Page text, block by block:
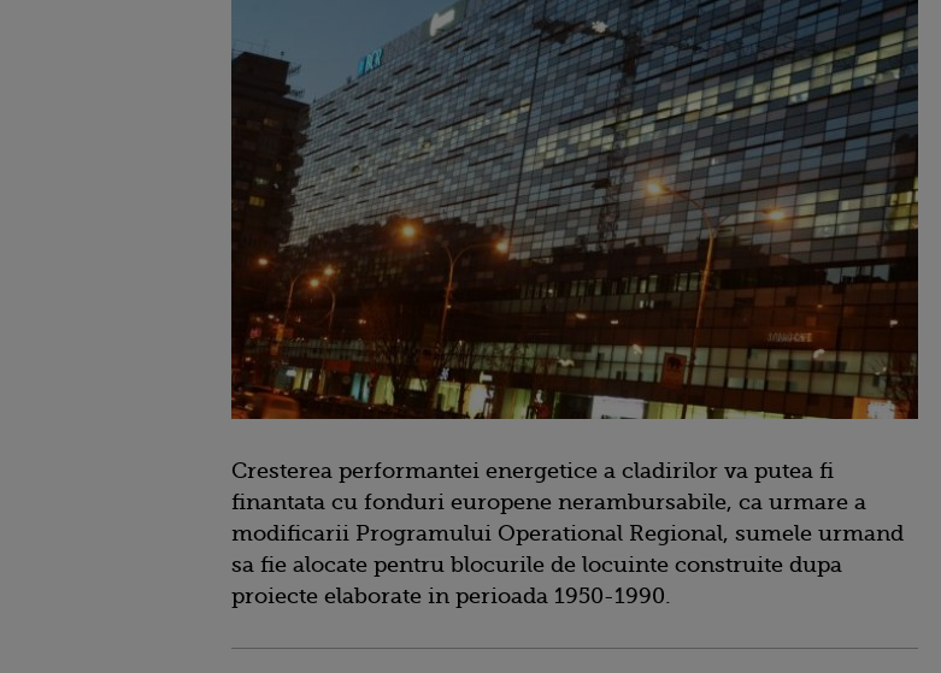
Cresterea performantei energetice a cladirilor va putea fi
finantata cu fonduri europene nerambursabile, ca urmare a
modificarii Programului Operational Regional, sumele urmand
sa fie alocate pentru blocurile de locuinte construite dupa
proiecte elaborate in perioada 1950-1990.